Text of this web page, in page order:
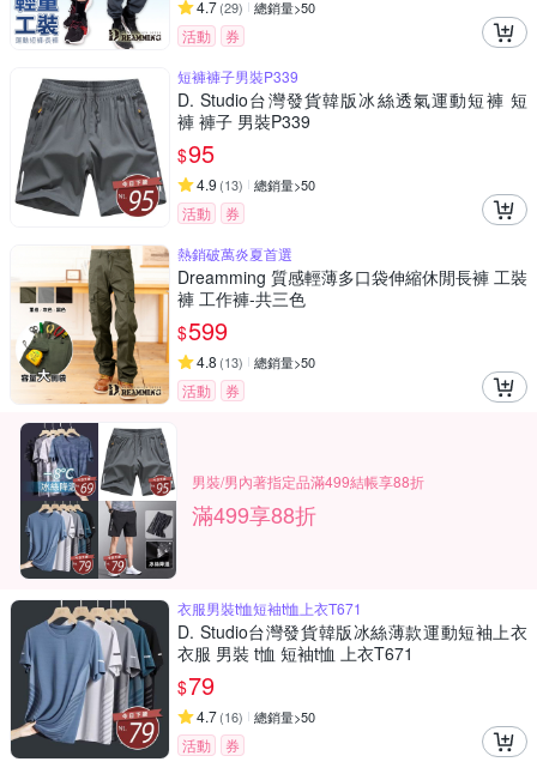
4.7(29) 總銷量>50
活動
券
短褲褲子男裝P339
D. Studio台灣發貨韓版冰絲透氣運動短褲 短
褲 褲子 男裝P339
$95
4.9 (13) 總銷量>50
活動
券
熱銷破萬炎夏首選
Dreamming 質感輕薄多口袋伸縮休閒長褲 工裝
褲 工作褲-共三色
$599
4.8 (13) 總銷量>50
活動 券
男裝/男內著指定品滿499結帳享88折
滿499享88折
衣服男裝t恤短袖t恤上衣T671
D. Studio台灣發貨韓版冰絲薄款運動短袖上衣
衣服 男裝 t恤 短袖t恤 上衣T671
$79
4.7(16) 總銷量>50
活動
券